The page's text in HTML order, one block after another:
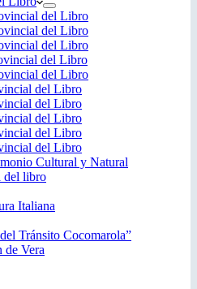
del Libro
del Libro
del Libro
del Libro
del Libro
del Libro
del Libro
del Libro
del Libro
del Libro
Cultural y Natural
del libro
Italiana
Tránsito Cocomarola”
de Vera